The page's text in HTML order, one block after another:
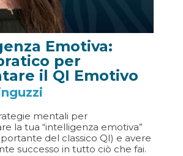
Emotiva:
per
il QI Emotivo
mentali per
la tua “intelligenza emotiva”
del classico QI) e avere
successo in tutto ciò che fai.